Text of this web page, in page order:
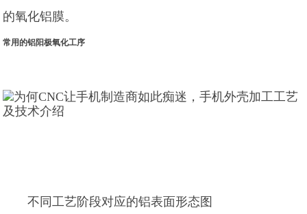
的氧化铝膜。
常用的铝阳极氧化工序
不同工艺阶段对应的铝表面形态图